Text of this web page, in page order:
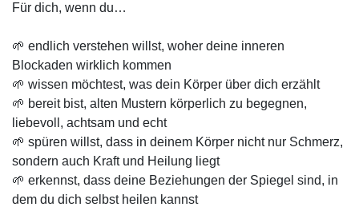
Für dich, wenn du…
🌱 endlich verstehen willst, woher deine inneren
Blockaden wirklich kommen
🌱 wissen möchtest, was dein Körper über dich erzählt
🌱 bereit bist, alten Mustern körperlich zu begegnen,
liebevoll, achtsam und echt
🌱 spüren willst, dass in deinem Körper nicht nur Schmerz,
sondern auch Kraft und Heilung liegt
🌱 erkennst, dass deine Beziehungen der Spiegel sind, in
dem du dich selbst heilen kannst